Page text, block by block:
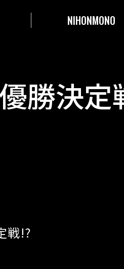
NIHONMONO
勝決定
戦!?